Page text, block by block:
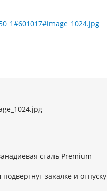
сталь Premium
закалке и отпуску